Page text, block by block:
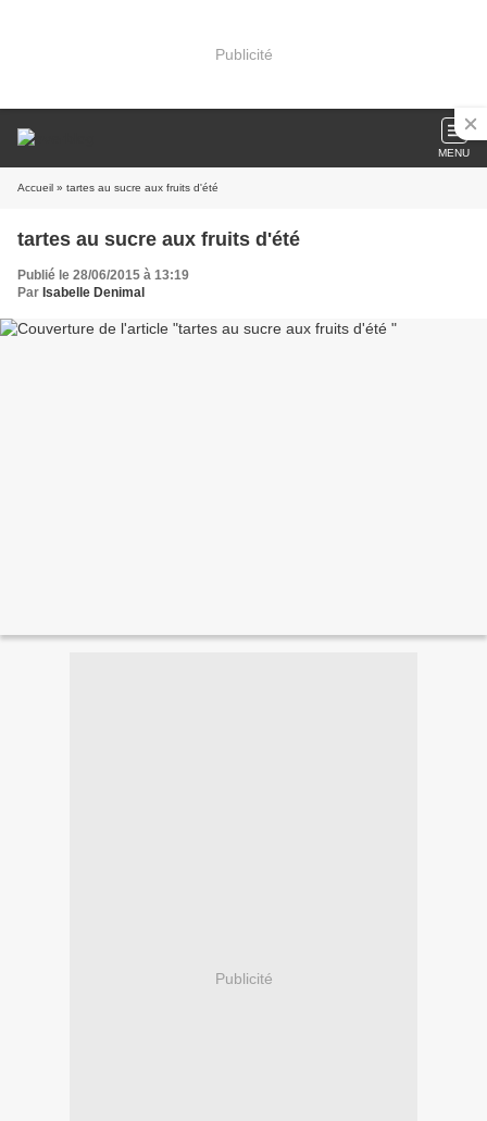
Publicité
MENU
Accueil » tartes au sucre aux fruits d'été
tartes au sucre aux fruits d'été
Publié le 28/06/2015 à 13:19
Par Isabelle Denimal
Publicité